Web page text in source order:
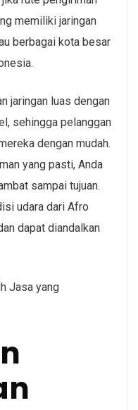
memiliki jaringan
berbagai kota besar
jaringan luas dengan
sehingga pelanggan
dengan mudah.
yang pasti, Anda
sampai tujuan.
udara dari Afro
dapat diandalkan